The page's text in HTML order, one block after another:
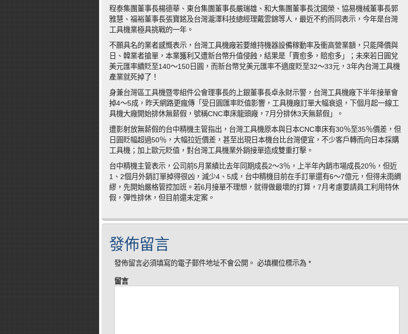
程泰集團董事長楊德華、東台集團董事長嚴瑞雄、和大集團董事長沈國榮、協易機械董事長郭
雅慧、福裕董事長張寶銘及台灣瀧澤科技總經理戴雲錦等人，最近不約而同表示，今年是台灣
工具機業極具挑戰的一年。
不願具名的業者感慨表示，台灣工具機廠若要維持機器設備稼動率及衝高營業額，只能降價與
日、韓業者搶單，本業獲利又遭新台幣升值侵蝕，結果是「賣愈多，賠愈多」；未來若日圓兌
美元匯率續貶至140～150日圓，而新台幣兌美元匯率不適度貶至32～33元，3年內台灣工具機
產業就死掉了！
身兼台灣區工具機暨零組件公會理事長的上銀董事長卓永財示警，台灣工具機廠下半年接單會
掉4～5成，昨天網路更瘋傳「受日圓匯率貶值影響，工具機廠訂單大幅衰退，下個月起一線工
具機大廠開始排休無薪假，號稱CNC車床龍頭廠，7月分排休3天無薪假」。
遭影射放無薪假的台中精機主管指出，台灣工具機原本與日本CNC車床有30％至35％價差，但
日圓貶幅超過50％，大幅拉近價差，甚至出現日本機台比台灣便宜，不少客戶轉而向日本採購
工具機；加上歐元貶值，對台灣工具機業外銷接單造成雙重打擊。
台中精機主管表示，公司前5月業績比去年同期成長2～3％，上半年內銷市場成長20％，但近
1、2個月外銷訂單掉得很凶，減少4、5成，台中精機目前在手訂單還有6～7億元，但得未雨綢
繆，先開始嚴格管控加班。若6月接單不理想，就得做最壞的打算，7月考慮要請員工利用特休
假，彈性排休，但目前還未定案。
發佈留言
發佈留言必須填寫的電子郵件地址不會公開。 必填欄位標示為 *
留言